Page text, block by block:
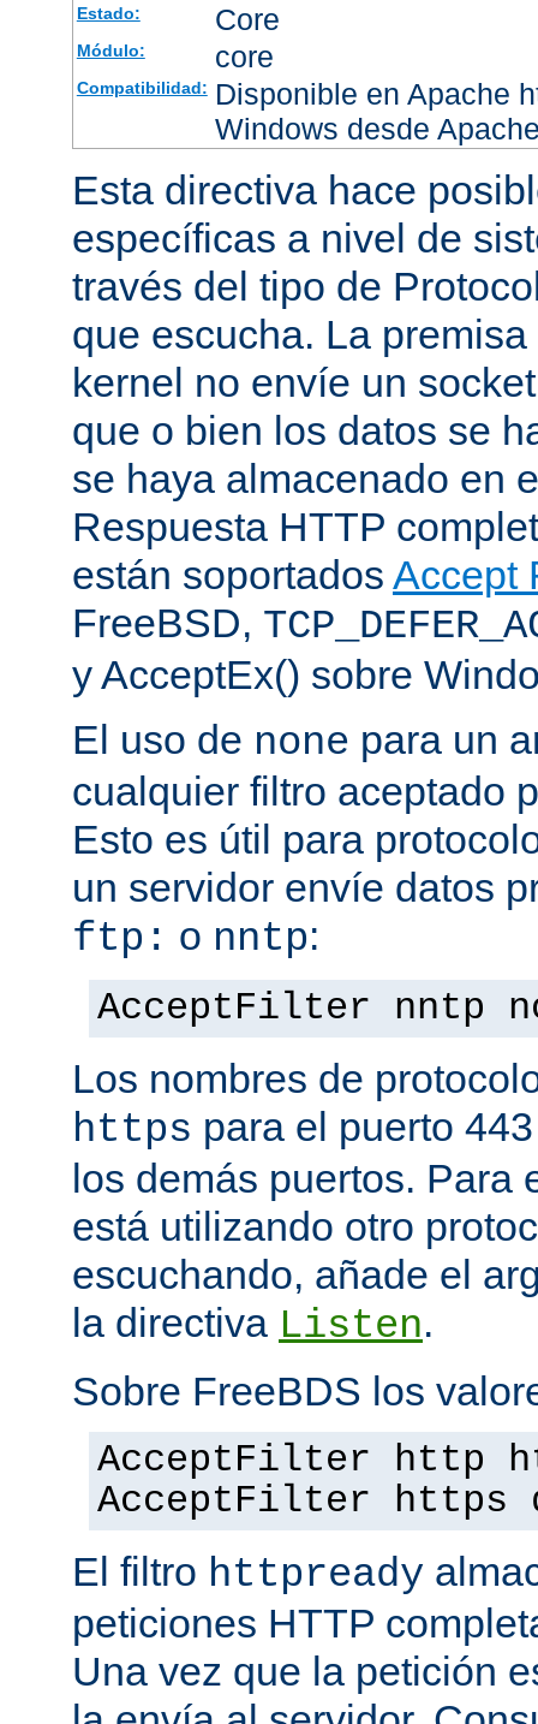
Estado: Core
Módulo: core
Compatibilidad: Disponible en Apache
Windows desde
Esta directiva hace
específicas a nivel de
través del tipo de
que escucha. La
kernel no envíe un
que o bien los datos se
se haya almacenado en
Respuesta HTTP
están soportados Accept
FreeBSD,
y AcceptEx() sobre
El uso de none para un
cualquier filtro aceptado
Esto es útil para
un servidor envíe datos
ftp: o nntp:
AcceptFilter nntp
Los nombres de
https para el puerto
los demás puertos. Para
está utilizando otro
escuchando, añade el
la directiva Listen.
Sobre FreeBDS los
AcceptFilter http
AcceptFilter https
El filtro httpready
peticiones HTTP
Una vez que la petición